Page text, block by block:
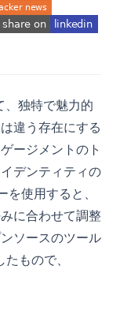
vs
レード方法
ーハウス
Python, Pandas,
フレームのグルー
ネルの説明
tab)
独特で魅力的
違う存在にする
ージメントのト
デンティティの
使用すると、
に合わせて調整
ソースのツール
もので、